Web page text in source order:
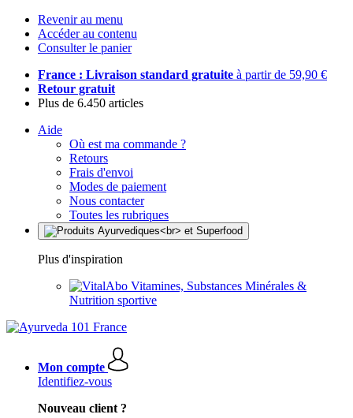
Revenir au menu
Accéder au contenu
Consulter le panier
France : Livraison standard gratuite à partir de 59,90 €
Retour gratuit
Plus de 6.450 articles
Aide
Où est ma commande ?
Retours
Frais d'envoi
Modes de paiement
Nous contacter
Toutes les rubriques
Plus d'inspiration
Vitamines, Substances Minérales &
Nutrition sportive
Mon compte
Identifiez-vous
Nouveau client ?